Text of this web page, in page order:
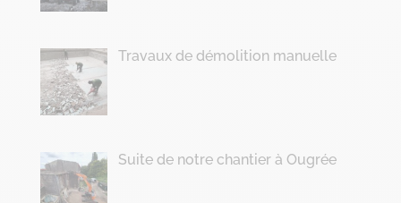
Travaux de démolition manuelle
Suite de notre chantier à Ougrée